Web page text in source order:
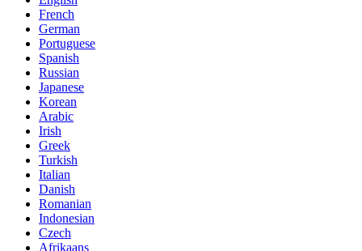
French
German
Portuguese
Spanish
Russian
Japanese
Korean
Arabic
Irish
Greek
Turkish
Italian
Danish
Romanian
Indonesian
Czech
Afrikaans